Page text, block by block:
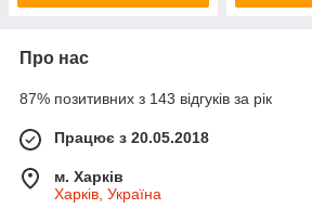
Про нас
87% позитивних з 143 відгуків за рік
Працює з 20.05.2018
м. Харків
Харків, Україна